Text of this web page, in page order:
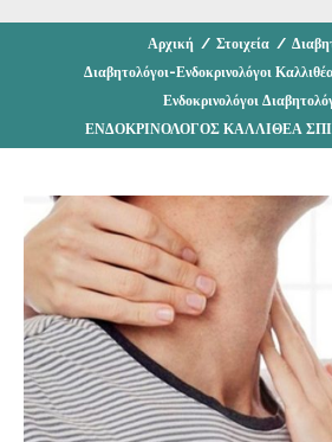
Αρχική / Στοιχεία /
Διαβητολόγοι-Ενδοκρινολόγοι
Ενδοκρινολόγοι
ΕΝΔΟΚΡΙΝΟΛΟΓΟΣ ΚΑΛΛΙΘΕΑ